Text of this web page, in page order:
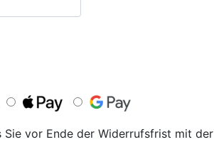
Sie vor Ende der Widerrufsfrist mit der